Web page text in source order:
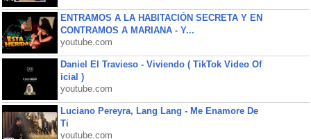
ENTRAMOS A LA HABITACIÓN SECRETA Y EN
CONTRAMOS A MARIANA - Y...
youtube.com
Daniel El Travieso - Viviendo ( TikTok Video Of
icial )
youtube.com
Luciano Pereyra, Lang Lang - Me Enamore De
Ti
youtube.com